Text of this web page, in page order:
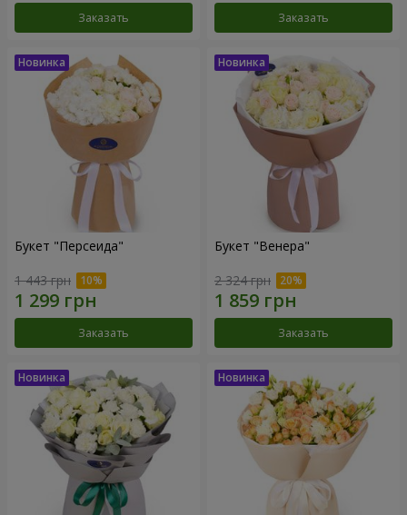
Заказать Заказать
Букет "Персеида"
1 443 грн
Заказать
Букет "Венера"
2 324 грн
Заказать